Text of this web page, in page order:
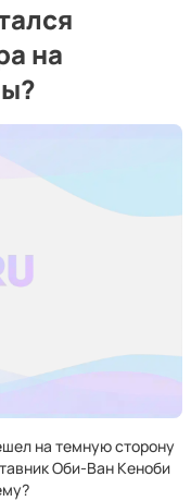
на
на темную сторону
Оби-Ван Кеноби